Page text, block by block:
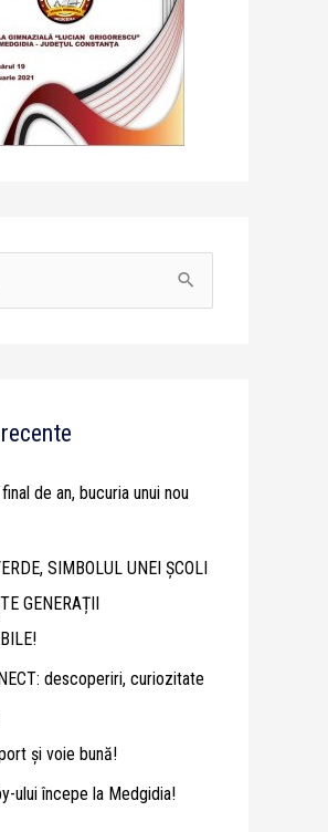
de an, bucuria unui nou
SIMBOLUL UNEI ȘCOLI
GENERAȚII
descoperiri, curiozitate
și voie bună!
ului începe la Medgidia!